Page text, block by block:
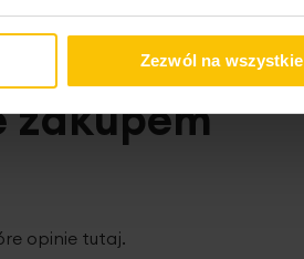
Zezwól na wszystkie
zakupem
opinie tutaj.